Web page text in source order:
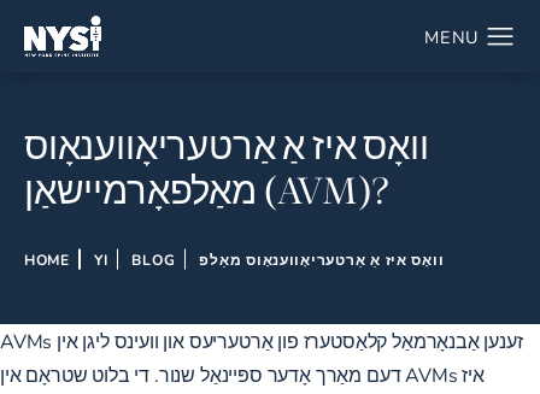
וואָס איז אַ אַרטעריאָווענאָוס
מאַלפאָרמיישאַן (AVM)?
HOME YI BLOG וואָס איז אַ אַרטעריאָווענאָוס מאַלפ
AVMs זענען אַבנאָרמאַל קלאַסטערז פון אַרטעריעס און וועינס ליגן אין
דעם מאַרך אָדער ספּיינאַל שנור. די בלוט שטראָם אין AVMs איז